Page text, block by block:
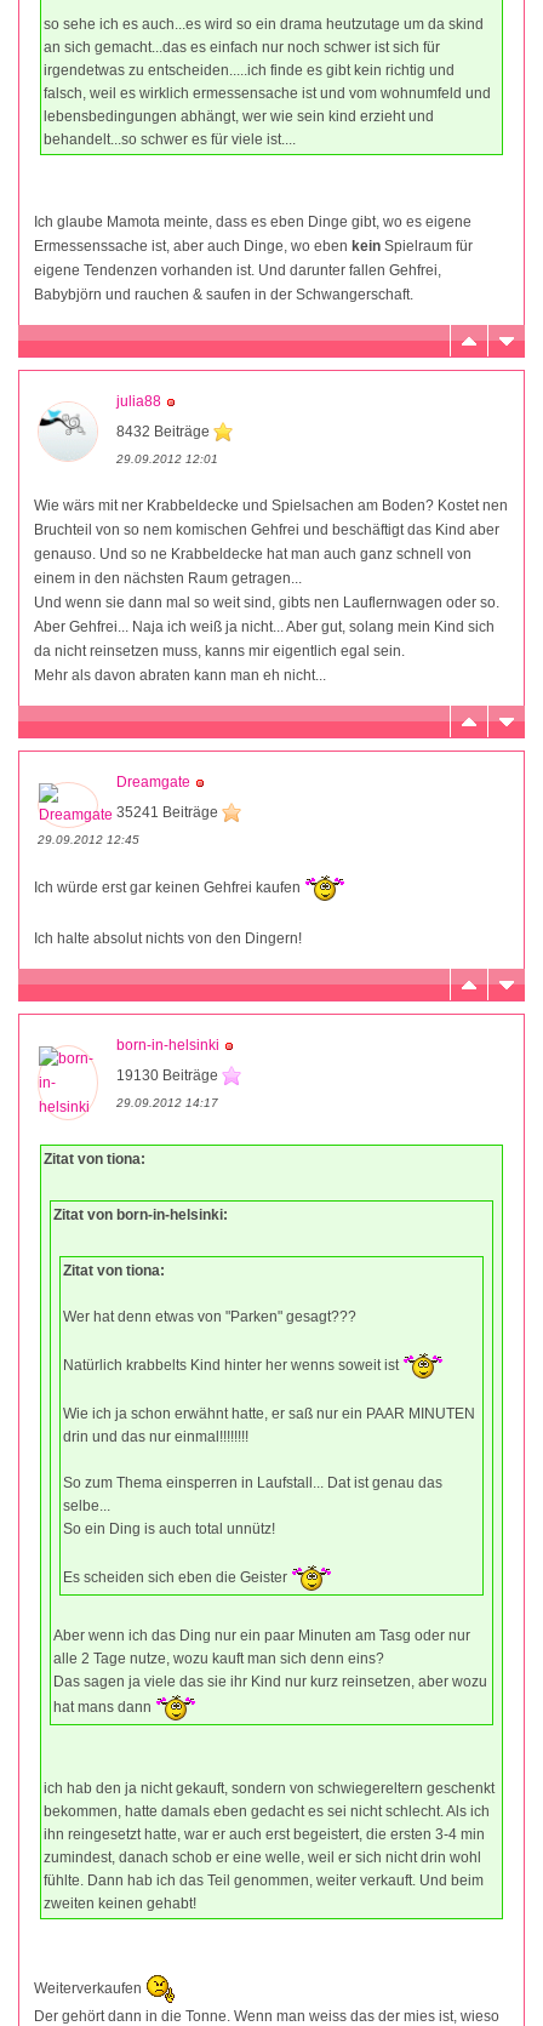
so sehe ich es auch...es wird so ein drama heutzutage um da skind
an sich gemacht...das es einfach nur noch schwer ist sich für
irgendetwas zu entscheiden.....ich finde es gibt kein richtig und
falsch, weil es wirklich ermessensache ist und vom wohnumfeld und
lebensbedingungen abhängt, wer wie sein kind erzieht und
behandelt...so schwer es für viele ist....
Ich glaube Mamota meinte, dass es eben Dinge gibt, wo es eigene
Ermessenssache ist, aber auch Dinge, wo eben kein Spielraum für
eigene Tendenzen vorhanden ist. Und darunter fallen Gehfrei,
Babybjörn und rauchen & saufen in der Schwangerschaft.
julia88
8432 Beiträge
29.09.2012 12:01
Wie wärs mit ner Krabbeldecke und Spielsachen am Boden? Kostet nen
Bruchteil von so nem komischen Gehfrei und beschäftigt das Kind aber
genauso. Und so ne Krabbeldecke hat man auch ganz schnell von
einem in den nächsten Raum getragen...
Und wenn sie dann mal so weit sind, gibts nen Lauflernwagen oder so.
Aber Gehfrei... Naja ich weiß ja nicht... Aber gut, solang mein Kind sich
da nicht reinsetzen muss, kanns mir eigentlich egal sein.
Mehr als davon abraten kann man eh nicht...
Dreamgate
35241 Beiträge
29.09.2012 12:45
Ich würde erst gar keinen Gehfrei kaufen
Ich halte absolut nichts von den Dingern!
born-in-helsinki
19130 Beiträge
29.09.2012 14:17
Zitat von tiona:
Zitat von born-in-helsinki:
Zitat von tiona:
Wer hat denn etwas von "Parken" gesagt???
Natürlich krabbelts Kind hinter her wenns soweit ist
Wie ich ja schon erwähnt hatte, er saß nur ein PAAR MINUTEN
drin und das nur einmal!!!!!!!!
So zum Thema einsperren in Laufstall... Dat ist genau das
selbe...
So ein Ding is auch total unnütz!
Es scheiden sich eben die Geister
Aber wenn ich das Ding nur ein paar Minuten am Tasg oder nur
alle 2 Tage nutze, wozu kauft man sich denn eins?
Das sagen ja viele das sie ihr Kind nur kurz reinsetzen, aber wozu
hat mans dann
ich hab den ja nicht gekauft, sondern von schwiegereltern geschenkt
bekommen, hatte damals eben gedacht es sei nicht schlecht. Als ich
ihn reingesetzt hatte, war er auch erst begeistert, die ersten 3-4 min
zumindest, danach schob er eine welle, weil er sich nicht drin wohl
fühlte. Dann hab ich das Teil genommen, weiter verkauft. Und beim
zweiten keinen gehabt!
Weiterverkaufen
Der gehört dann in die Tonne. Wenn man weiss das der mies ist, wieso